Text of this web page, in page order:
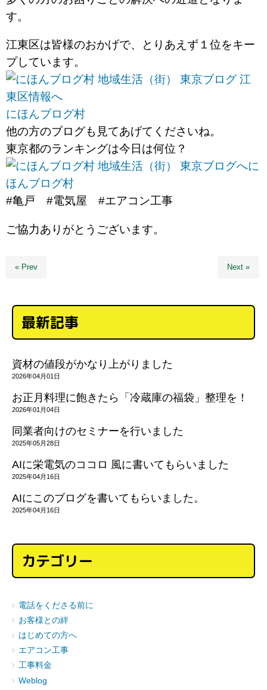
す。
江東区は皆様のおかげで、とりあえず１位をキー
プしています。
にほんブログ村
他の方のブログも見てあげてくださいね。
東京都のランキングは今日は何位？
に
ほんブログ村
#亀戸 #電気屋 #エアコン工事
ご協力ありがとうございます。
« Prev Next »
最新記事
資材の値段がかなり上がりました
2026年04月01日
お正月料理に飽きたら「冷蔵庫の福袋」整理を！
2026年01月04日
同業者向けのセミナーを行いました
2025年05月28日
AIに栄電気のココロ 風に書いてもらいました
2025年04月16日
AIにこのブログを書いてもらいました。
2025年04月16日
カテゴリー
電話をくださる前に
お客様との絆
はじめての方へ
エアコン工事
工事料金
Weblog